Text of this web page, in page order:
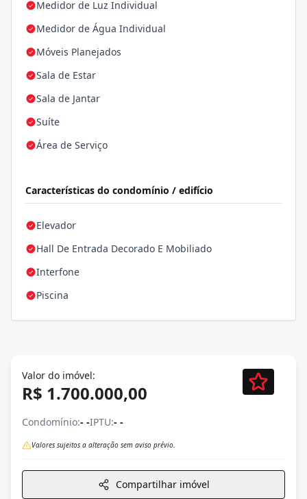
Medidor de Luz Individual
Medidor de Água Individual
Móveis Planejados
Sala de Estar
Sala de Jantar
Suíte
Área de Serviço
Características do condomínio / edifício
Elevador
Hall De Entrada Decorado E Mobiliado
Interfone
Piscina
Valor do imóvel:
R$ 1.700.000,00
Condomínio:- -IPTU:- -
Valores sujeitos a alteração sem aviso prévio.
Compartilhar imóvel